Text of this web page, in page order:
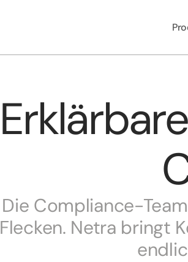
Die Compliance-
Flecken. Netra bringt